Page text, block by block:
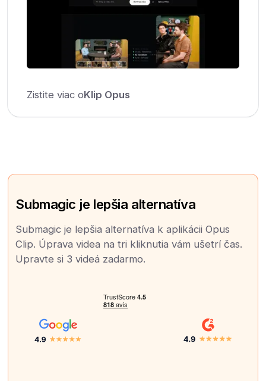
Zistite viac oKlip Opus
Submagic je lepšia alternatíva
Submagic je lepšia alternatíva k aplikácii Opus
Clip. Úprava videa na tri kliknutia vám ušetrí čas.
Upravte si 3 videá zadarmo.